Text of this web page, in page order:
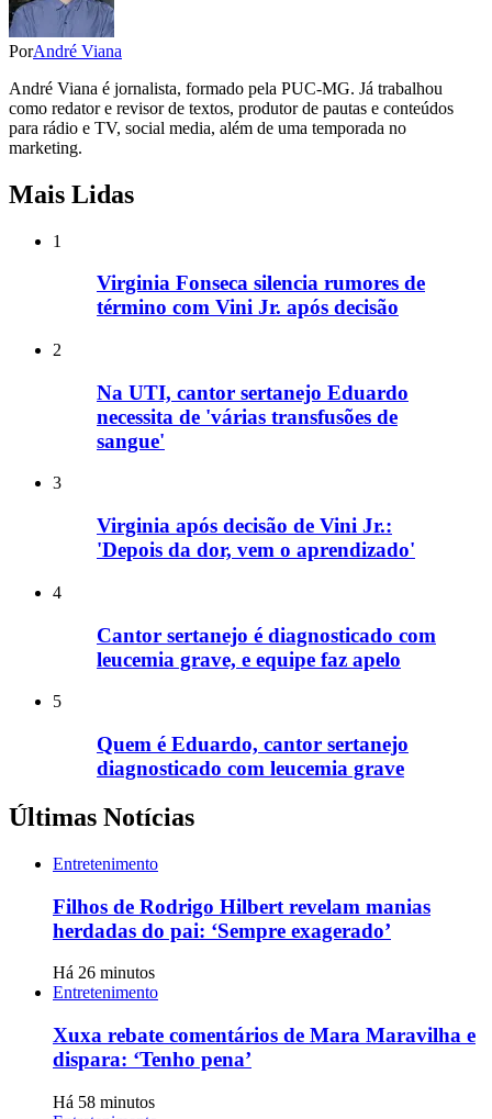
PorAndré Viana
André Viana é jornalista, formado pela PUC-MG. Já trabalhou
como redator e revisor de textos, produtor de pautas e conteúdos
para rádio e TV, social media, além de uma temporada no
marketing.
Mais Lidas
1
Virginia Fonseca silencia rumores de
término com Vini Jr. após decisão
2
Na UTI, cantor sertanejo Eduardo
necessita de 'várias transfusões de
sangue'
3
Virginia após decisão de Vini Jr.:
'Depois da dor, vem o aprendizado'
4
Cantor sertanejo é diagnosticado com
leucemia grave, e equipe faz apelo
5
Quem é Eduardo, cantor sertanejo
diagnosticado com leucemia grave
Últimas Notícias
Entretenimento
Filhos de Rodrigo Hilbert revelam manias
herdadas do pai: ‘Sempre exagerado’
Há 26 minutos
Entretenimento
Xuxa rebate comentários de Mara Maravilha e
dispara: ‘Tenho pena’
Há 58 minutos